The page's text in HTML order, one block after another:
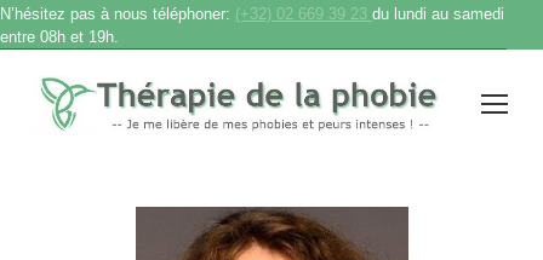
N’hésitez pas à nous téléphoner: (+32) 02 669 39 23 du lundi au samedi
entre 08h et 19h.